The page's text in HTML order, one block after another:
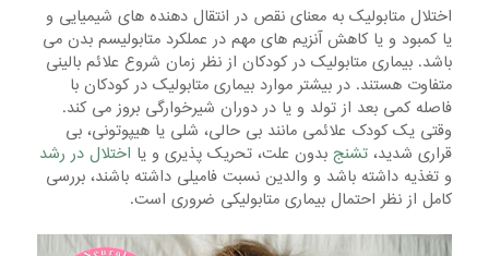
اختلال متابولیک به معنای نقص در انتقال دهنده های شیمیایی و
یا کمبود و یا کاهش آنزیم های مهم در عملکرد متابولیسم بدن می
باشد. بیماری متابولیک در کودکان از نظر زمان شروع علائم بالینی
متفاوت هستند. در بیشتر موارد بیماری متابولیک در کودکان با
فاصله کمی بعد از تولد و یا در دوران شیرخوارگی بروز می کند.
وقتی یک کودک علائمی مانند بی حالی، شلی یا هیپوتونی، بی
قراری شدید، تشنج بدون علت، تحریک پذیری و یا اختلال در رشد
و تغذیه داشته باشد و والدین نسبت فامیلی داشته باشند، بررسی
کامل از نظر احتمال بیماری متابولیکی ضروری است.